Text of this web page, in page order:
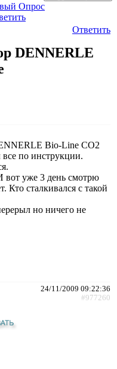
Опрос
Ответить
DENNERLE
Bio-Line CO2
по инструкции.
вот уже 3 день смотрю
Кто сталкивался с такой
но ничего не
24/11/2009 09:22:36
#977260